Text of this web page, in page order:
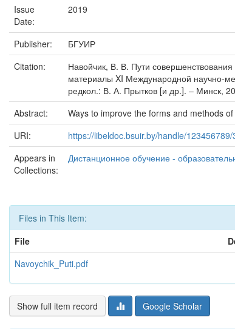
Issue
Date:
2019
Publisher:
БГУИР
Citation:
Навойчик, В. В. Пути
материалы XI Международной научно-
редкол.: В. А. Прытков [и др.]. – Минск,
Abstract:
Ways to improve the forms and methods
URI:
https://libeldoc.bsuir.by/handle/123456789/
Appears in
Collections:
Дистанционное обучение -
Files in This Item:
File
Navoychik_Puti.pdf
Show full item record Google Scholar